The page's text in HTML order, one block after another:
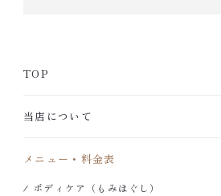
TOP
当店について
メニュー・料金表
ボディケア（もみほぐし）